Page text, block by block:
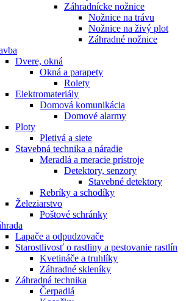
Záhradnícke nožnice
Nožnice na trávu
Nožnice na živý plot
Záhradné nožnice
Dvere, okná
Okná a parapety
Rolety
Elektromateriály
Domová komunikácia
Domové alarmy
Ploty
Pletivá a siete
Stavebná technika a náradie
Meradlá a meracie prístroje
Detektory, senzory
Stavebné detektory
Rebríky a schodíky
Železiarstvo
Poštové schránky
Lapače a odpudzovače
Starostlivosť o rastliny a pestovanie rastlín
Kvetináče a truhlíky
Záhradné skleníky
Záhradná technika
Čerpadlá